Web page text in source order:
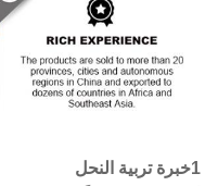
1خبرة تربية النحل